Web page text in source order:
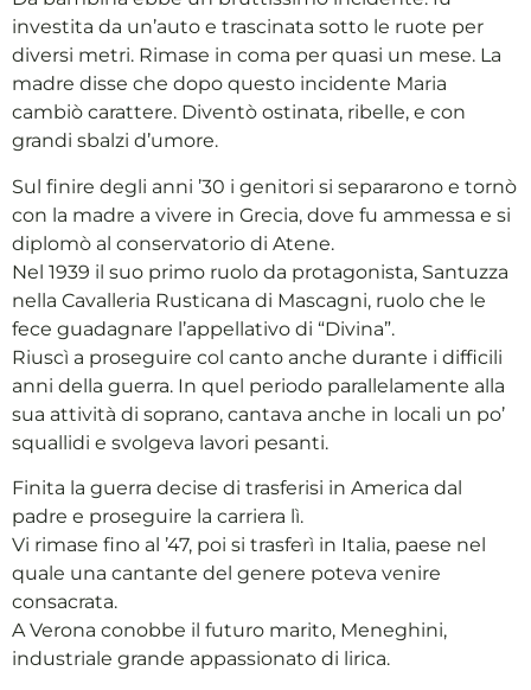
investita da un’auto e trascinata sotto le ruote per
diversi metri. Rimase in coma per quasi un mese. La
madre disse che dopo questo incidente Maria
cambiò carattere. Diventò ostinata, ribelle, e con
grandi sbalzi d’umore.
Sul finire degli anni ’30 i genitori si separarono e tornò
con la madre a vivere in Grecia, dove fu ammessa e si
diplomò al conservatorio di Atene.
Nel 1939 il suo primo ruolo da protagonista, Santuzza
nella Cavalleria Rusticana di Mascagni, ruolo che le
fece guadagnare l’appellativo di “Divina”.
Riuscì a proseguire col canto anche durante i difficili
anni della guerra. In quel periodo parallelamente alla
sua attività di soprano, cantava anche in locali un po’
squallidi e svolgeva lavori pesanti.
Finita la guerra decise di trasferisi in America dal
padre e proseguire la carriera lì.
Vi rimase fino al ’47, poi si trasferì in Italia, paese nel
quale una cantante del genere poteva venire
consacrata.
A Verona conobbe il futuro marito, Meneghini,
industriale grande appassionato di lirica.